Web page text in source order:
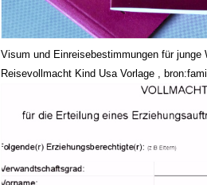
Visum und Einreisebestimmungen für junge
Reisevollmacht Kind Usa Vorlage ,